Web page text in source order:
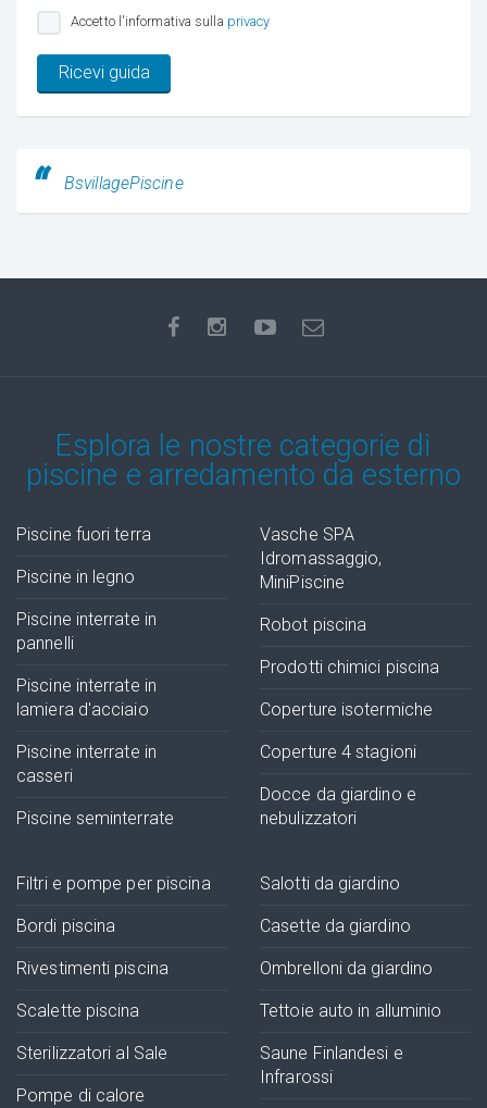
Accetto l'informativa sulla privacy
Ricevi guida
BsvillagePiscine
Esplora le nostre categorie di
piscine e arredamento da esterno
Piscine fuori terra
Piscine in legno
Piscine interrate in
pannelli
Piscine interrate in
lamiera d'acciaio
Piscine interrate in
casseri
Piscine seminterrate
Vasche SPA
Idromassaggio,
MiniPiscine
Robot piscina
Prodotti chimici piscina
Coperture isotermiche
Coperture 4 stagioni
Docce da giardino e
nebulizzatori
Filtri e pompe per piscina
Bordi piscina
Rivestimenti piscina
Scalette piscina
Sterilizzatori al Sale
Pompe di calore
Salotti da giardino
Casette da giardino
Ombrelloni da giardino
Tettoie auto in alluminio
Saune Finlandesi e
Infrarossi